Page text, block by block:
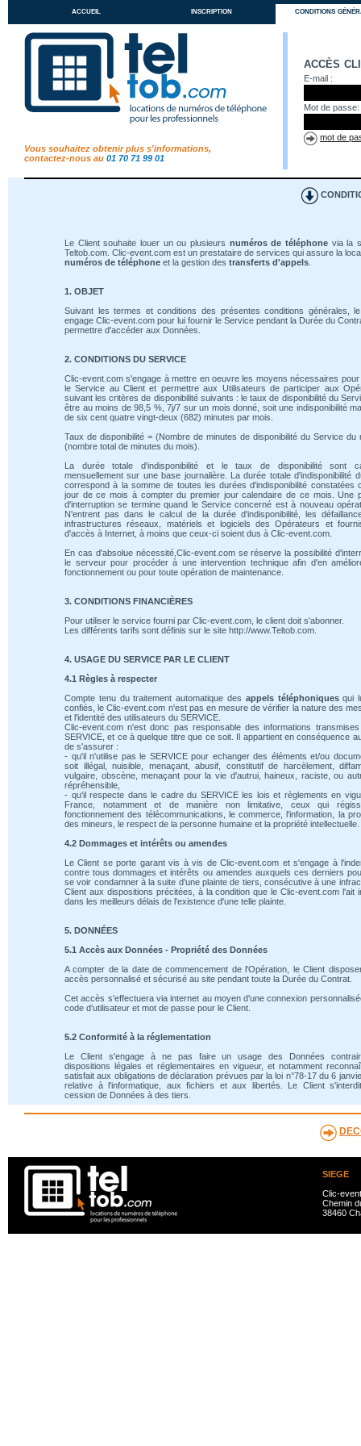
accueil inscription conditions
Vous souhaitez obtenir plus s'informations,
contactez-nous au 01 70 71 99 01
accès
E-mail :
Mot de passe:
mot de
Le Client souhaite louer un ou plusieurs numéros de téléphone via la
Teltob.com. Clic-event.com est un prestataire de services qui assure la
numéros de téléphone et la gestion des transferts d'appels
1. OBJET
Suivant les termes et conditions des présentes conditions générales,
engage Clic-event.com pour lui fournir le Service pendant la Durée du
permettre d'accéder aux Données.
2. CONDITIONS DU SERVICE
Clic-event.com s'engage à mettre en oeuvre les moyens nécessaires pour
le Service au Client et permettre aux Utilisateurs de participer aux
suivant les critères de disponibilité suivants : le taux de disponibilité du
être au moins de 98,5 %, 7j/7 sur un mois donné, soit une indisponibilité
de six cent quatre vingt-deux (682) minutes par mois.
Taux de disponibilité = (Nombre de minutes de disponibilité du Service du
(nombre total de minutes du mois).
La durée totale d'indisponibilité et le taux de disponibilité sont
mensuellement sur une base journalière. La durée totale d'indisponibilité
correspond à la somme de toutes les durées d'indisponibilité constatées
jour de ce mois à compter du premier jour calendaire de ce mois. Une
d'interruption se termine quand le Service concerné est à nouveau
N'entrent pas dans le calcul de la durée d'indisponibilité, les
infrastructures réseaux, matériels et logiciels des Opérateurs et
d'accès à Internet, à moins que ceux-ci soient dus à Clic-event.com.
En cas d'absolue nécessité,Clic-event.com se réserve la possibilité
le serveur pour procéder à une intervention technique afin d'en
fonctionnement ou pour toute opération de maintenance.
3. CONDITIONS FINANCIÈRES
Pour utiliser le service fourni par Clic-event.com, le client doit s'abonner.
Les différents tarifs sont définis sur le site http://www.Teltob.com.
4. USAGE DU SERVICE PAR LE CLIENT
4.1 Règles à respecter
Compte tenu du traitement automatique des appels téléphoniquesqui
confiés, le Clic-event.com n'est pas en mesure de vérifier la nature des
et l'identité des utilisateurs du SERVICE.
Clic-event.com n'est donc pas responsable des informations
SERVICE, et ce à quelque titre que ce soit. Il appartient en conséquence
de s'assurer :
- qu'il n'utilise pas le SERVICE pour echanger des éléments et/ou
soit illégal, nuisible, menaçant, abusif, constitutif de harcèlement,
vulgaire, obscène, menaçant pour la vie d'autrui, haineux, raciste, ou
répréhensible,
- qu'il respecte dans le cadre du SERVICE les lois et règlements en
France, notamment et de manière non limitative, ceux qui
fonctionnement des télécommunications, le commerce, l'information, la
des mineurs, le respect de la personne humaine et la propriété intellectuelle.
4.2 Dommages et intérêts ou amendes
Le Client se porte garant vis à vis de Clic-event.com et s'engage à
contre tous dommages et intérêts ou amendes auxquels ces derniers
se voir condamner à la suite d'une plainte de tiers, consécutive à une
Client aux dispositions précitées, à la condition que le Clic-event.com l'ait
dans les meilleurs délais de l'existence d'une telle plainte.
5. DONNÉES
5.1 Accès aux Données - Propriété des Données
A compter de la date de commencement de l'Opération, le Client
accès personnalisé et sécurisé au site pendant toute la Durée du Contrat.
Cet accès s'effectuera via internet au moyen d'une connexion
code d'utilisateur et mot de passe pour le Client.
5.2 Conformité à la réglementation
Le Client s'engage à ne pas faire un usage des Données
dispositions légales et réglementaires en vigueur, et notamment
satisfait aux obligations de déclaration prévues par la loi n°78-17 du 6
relative à l'informatique, aux fichiers et aux libertés. Le Client
cession de Données à des tiers.
SIEGE
Clic-
Chemin
38460